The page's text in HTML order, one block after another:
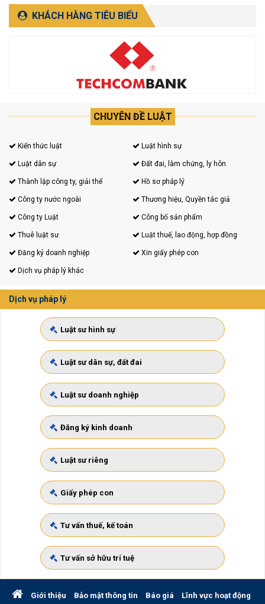
KHÁCH HÀNG TIÊU BIỂU
CHUYÊN ĐỀ LUẬT
Kiến thức luật Luật hình sự
Luật dân sự Đất đai, làm chứng, ly hôn
Thành lập công ty, giải thể Hồ sơ pháp lý
Công ty nước ngoài Thương hiệu, Quyền tác giả
Công ty Luật Công bố sản phẩm
Thuê luật sư Luật thuế, lao động, hợp đồng
Đăng ký doanh nghiệp Xin giấy phép con
Dịch vụ pháp lý khác
Dịch vụ pháp lý
Luật sư hình sự
Luật sư dân sự, đất đai
Luật sư doanh nghiệp
Đăng ký kinh doanh
Luật sư riêng
Giấy phép con
Tư vấn thuế, kế toán
Tư vấn sở hữu trí tuệ
Giới thiệu Bảo mật thông tin Báo giá Lĩnh vực hoạt động